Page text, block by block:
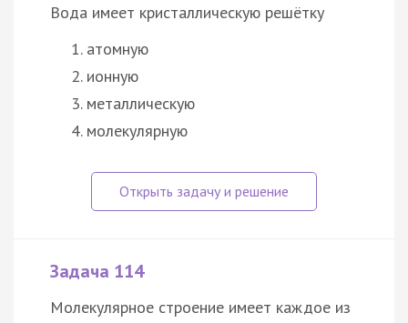
Вода имеет кристаллическую решётку
атомную
ионную
металлическую
молекулярную
Задача 114
Молекулярное строение имеет каждое из